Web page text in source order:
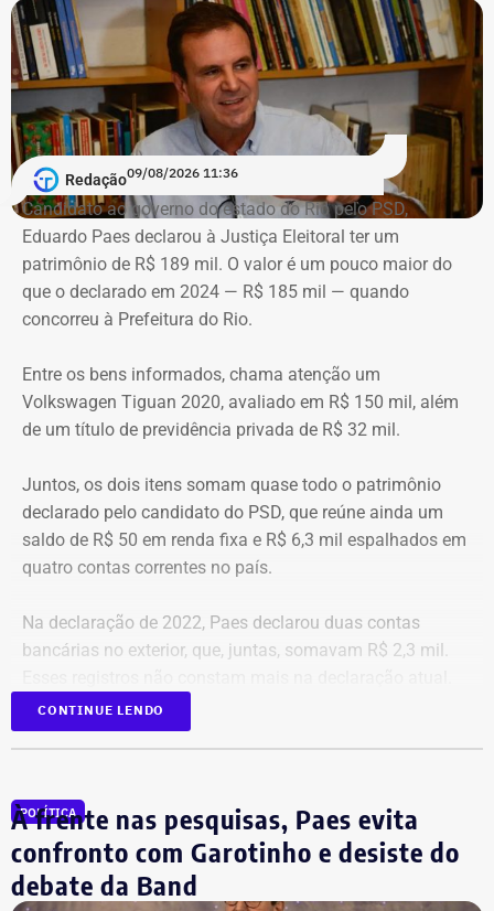
Redação09/08/2026 11:36
Candidato ao governo do estado do Rio pelo PSD,
Eduardo Paes declarou à Justiça Eleitoral ter um
patrimônio de R$ 189 mil. O valor é um pouco maior do
que o declarado em 2024 — R$ 185 mil — quando
concorreu à Prefeitura do Rio.
Entre os bens informados, chama atenção um
Volkswagen Tiguan 2020, avaliado em R$ 150 mil, além
de um título de previdência privada de R$ 32 mil.
Juntos, os dois itens somam quase todo o patrimônio
declarado pelo candidato do PSD, que reúne ainda um
saldo de R$ 50 em renda fixa e R$ 6,3 mil espalhados em
quatro contas correntes no país.
Na declaração de 2022, Paes declarou duas contas
bancárias no exterior, que, juntas, somavam R$ 2,3 mil.
Em contrapartida, houve aumento no número de contas
mantidas no Brasil: naquele ano, ele havia declarado
CONTINUE LENDO
POLÍTICA
À frente nas pesquisas, Paes evita
confronto com Garotinho e desiste do
debate da Band